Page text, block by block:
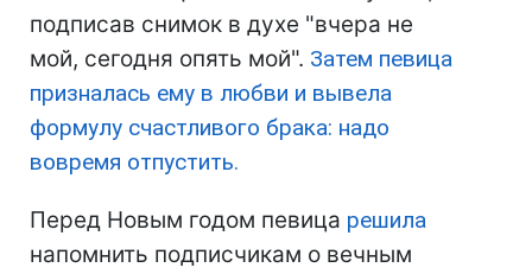
подписав снимок в духе "вчера не
мой, сегодня опять мой". Затем певица
призналась ему в любви и вывела
формулу счастливого брака: надо
вовремя отпустить.
Перед Новым годом певица решила
напомнить подписчикам о вечным